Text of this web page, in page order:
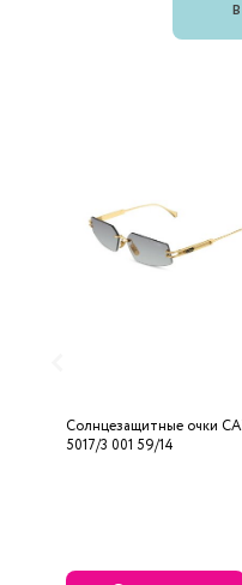
Солнцезащитные очки
5017/3 001 59/14